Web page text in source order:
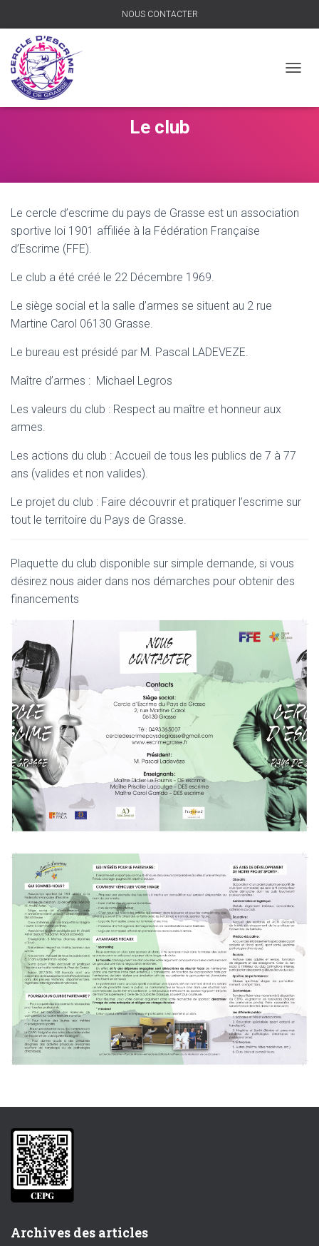
NOUS CONTACTER
P
A
Le club
Le cercle d’escrime du pays de Grasse est un association
sportive loi 1901 affiliée à la Fédération Française
d’Escrime (FFE).
Le club a été créé le 22 Décembre 1969.
Le siège social et la salle d’armes se situent au 2 rue
Martine Carol 06130 Grasse.
Le bureau est présidé par M. Pascal LADEVEZE.
Maître d’armes : Michael Legros
Les valeurs du club : Respect au maître et honneur aux
armes.
Les actions du club : Accueil de tous les publics de 7 à 77
ans (valides et non valides).
Le projet du club : Faire découvrir et pratiquer l’escrime sur
tout le territoire du Pays de Grasse.
Plaquette du club disponible sur simple demande, si vous
désirez nous aider dans nos démarches pour obtenir des
financements
Archives des articles